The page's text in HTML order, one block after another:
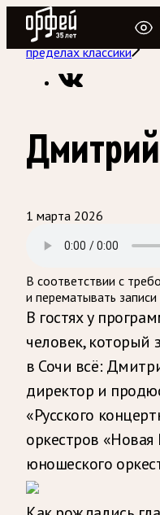
Радио Орфей
Радио классической
пределах классики
1 марта 2026
В соответствии с
и перематывать
В гостях у
человек, который
в Сочи всё:
директор и
«Русского
оркестров «Новая
юношеского